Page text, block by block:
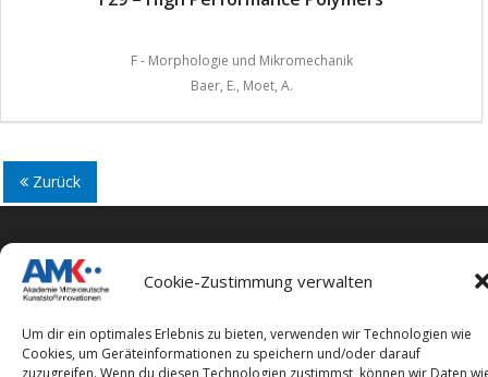
Cookie-Zustimmung verwalten
Um dir ein optimales Erlebnis zu bieten, verwenden wir Technologien wie
Cookies, um Geräteinformationen zu speichern und/oder darauf
zuzugreifen. Wenn du diesen Technologien zustimmst, können wir Daten
F - Morphologie und Mikromechanik
Baer, E., Moet, A.
Zurück
Impressum
Datenschutzerklärung